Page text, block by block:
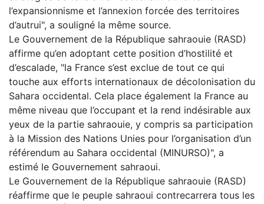
l’expansionnisme et l’annexion forcée des territoires
d’autrui", a souligné la même source.
Le Gouvernement de la République sahraouie (RASD)
affirme qu’en adoptant cette position d’hostilité et
d’escalade, "la France s’est exclue de tout ce qui
touche aux efforts internationaux de décolonisation du
Sahara occidental. Cela place également la France au
même niveau que l’occupant et la rend indésirable aux
yeux de la partie sahraouie, y compris sa participation
à la Mission des Nations Unies pour l’organisation d’un
référendum au Sahara occidental (MINURSO)", a
estimé le Gouvernement sahraoui.
Le Gouvernement de la République sahraouie (RASD)
réaffirme que le peuple sahraoui contrecarrera tous les